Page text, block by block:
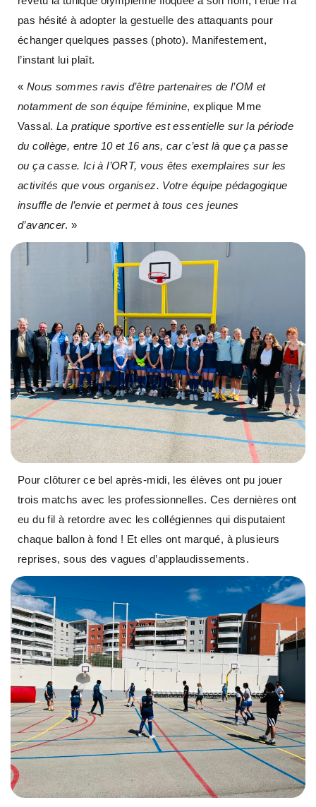
pas hésité à adopter la gestuelle des attaquants pour
échanger quelques passes (photo). Manifestement,
l’instant lui plaît.
« Nous sommes ravis d’être partenaires de l’OM et
notamment de son équipe féminine, explique Mme
Vassal. La pratique sportive est essentielle sur la période
du collège, entre 10 et 16 ans, car c’est là que ça passe
ou ça casse. Ici à l’ORT, vous êtes exemplaires sur les
activités que vous organisez. Votre équipe pédagogique
insuffle de l’envie et permet à tous ces jeunes
d’avancer. »
Pour clôturer ce bel après-midi, les élèves ont pu jouer
trois matchs avec les professionnelles. Ces dernières ont
eu du fil à retordre avec les collégiennes qui disputaient
chaque ballon à fond ! Et elles ont marqué, à plusieurs
reprises, sous des vagues d’applaudissements.